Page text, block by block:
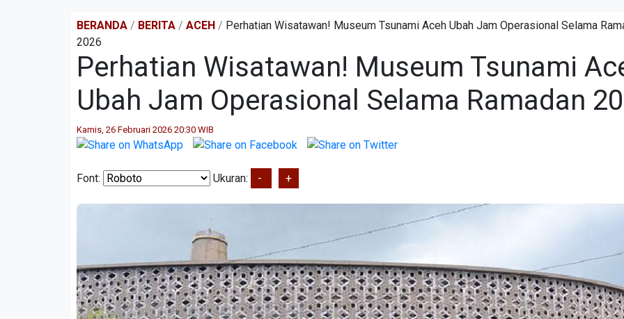
BERANDA / BERITA / ACEH / Perhatian Wisatawan! Museum Tsunami Aceh Ubah Jam Operasional Selama
2026
Perhatian Wisatawan! Museum Tsunami
Ubah Jam Operasional Selama Ramadan
Kamis, 26 Februari 2026 20:30 WIB
Font: Ukuran: - +